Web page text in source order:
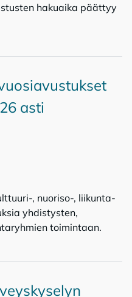
hakuaika päättyy
asti
, nuoriso-, liikunta-
yhdistysten,
toimintaan.